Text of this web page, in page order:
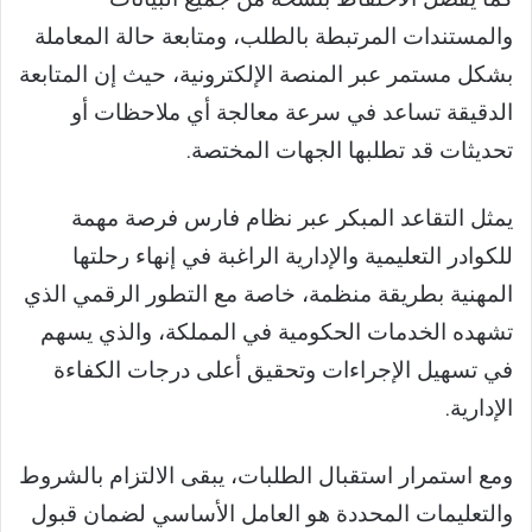
والمستندات المرتبطة بالطلب، ومتابعة حالة المعاملة
بشكل مستمر عبر المنصة الإلكترونية، حيث إن المتابعة
الدقيقة تساعد في سرعة معالجة أي ملاحظات أو
تحديثات قد تطلبها الجهات المختصة.
يمثل التقاعد المبكر عبر نظام فارس فرصة مهمة
للكوادر التعليمية والإدارية الراغبة في إنهاء رحلتها
المهنية بطريقة منظمة، خاصة مع التطور الرقمي الذي
تشهده الخدمات الحكومية في المملكة، والذي يسهم
في تسهيل الإجراءات وتحقيق أعلى درجات الكفاءة
الإدارية.
ومع استمرار استقبال الطلبات، يبقى الالتزام بالشروط
والتعليمات المحددة هو العامل الأساسي لضمان قبول